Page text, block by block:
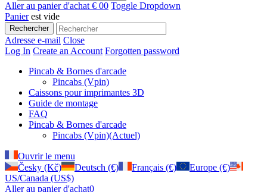
Aller au panier d'achat € 00 Toggle Dropdown
Panierest vide
Rechercher
Adresse e-mail Close
Log In Create an Account Forgotten password
Pincab & Bornes d'arcade
Pincabs (Vpin)
Caissons pour imprimantes 3D
Guide de montage
FAQ
Pincab & Bornes d'arcade
Pincabs (Vpin)(Actuel)
Ouvrir le menu
Česky (Kč)
Deutsch (€) Français (€)
Europe (€)
US/Canada (US$)
Aller au panier d'achat0